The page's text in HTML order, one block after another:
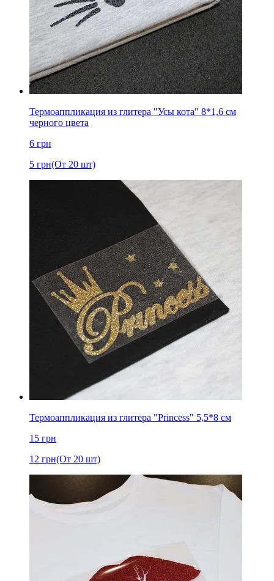
Термоаппликация из глитера "Усы кота" 8*1,6 см
черного цвета
6 грн
5 грн(От 20 шт)
Термоаппликация из глитера "Princess" 5,5*8 см
15 грн
12 грн(От 20 шт)